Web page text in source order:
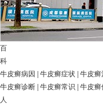
百
科
牛皮癣病因
牛皮癣症状 牛皮癣
牛皮癣诊断 牛皮癣常识
牛皮癣
人